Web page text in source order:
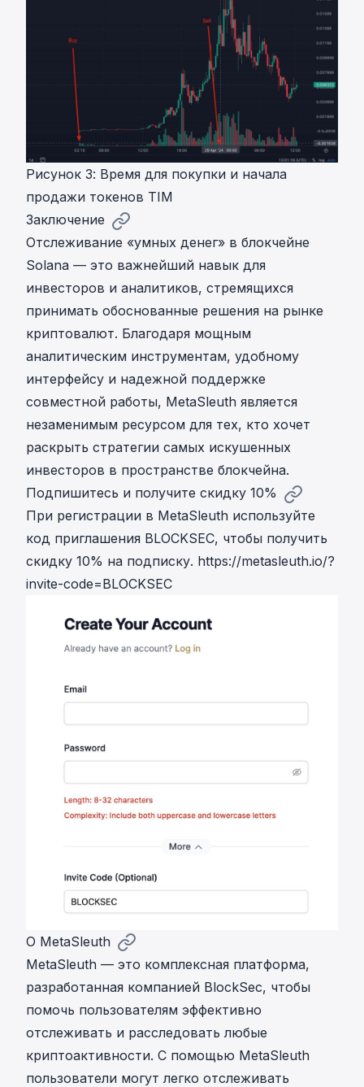
Рисунок 3: Время для покупки и начала
продажи токенов TIM
Заключение
Отслеживание «умных денег» в блокчейне
Solana — это важнейший навык для
инвесторов и аналитиков, стремящихся
принимать обоснованные решения на рынке
криптовалют. Благодаря мощным
аналитическим инструментам, удобному
интерфейсу и надежной поддержке
совместной работы, MetaSleuth является
незаменимым ресурсом для тех, кто хочет
раскрыть стратегии самых искушенных
инвесторов в пространстве блокчейна.
Подпишитесь и получите скидку 10%
При регистрации в MetaSleuth используйте
код приглашения BLOCKSEC, чтобы получить
скидку 10% на подписку. https://metasleuth.io/?
invite-code=BLOCKSEC
О MetaSleuth
MetaSleuth — это комплексная платформа,
разработанная компанией BlockSec, чтобы
помочь пользователям эффективно
отслеживать и расследовать любые
криптоактивности. С помощью MetaSleuth
пользователи могут легко отслеживать